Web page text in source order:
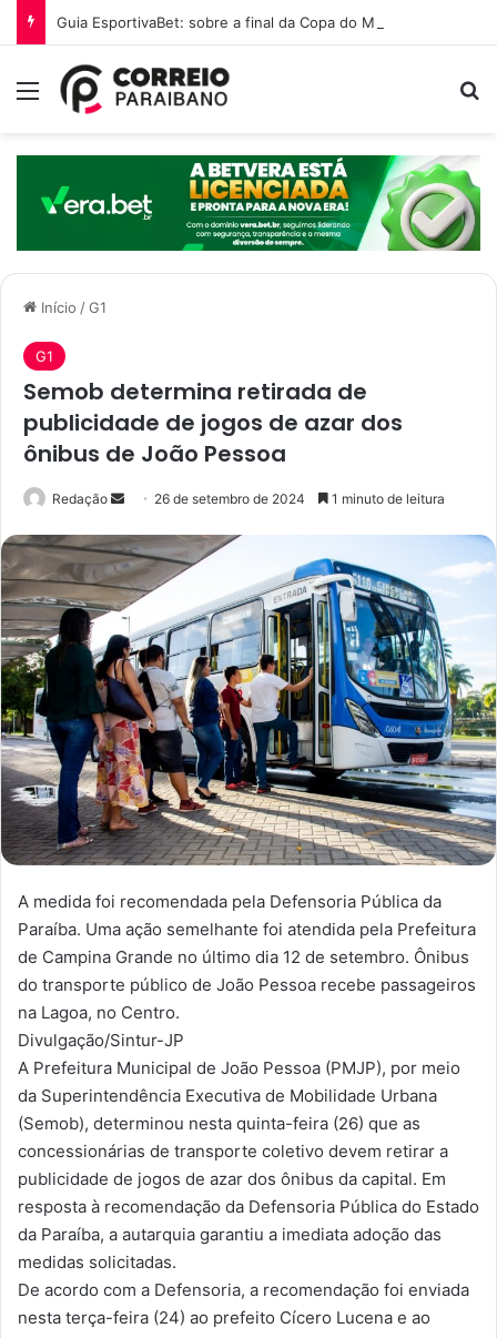
Guia EsportivaBet: sobre a final da Copa do Mundo 2026
Menu
Início /G1
G1
Semob determina retirada de
publicidade de jogos de azar dos
ônibus de João Pessoa
Redação
n
d
e
u
m
e
-
m
a
i
l
26 de setembro de 2024 1 minuto de leitura
A medida foi recomendada pela Defensoria Pública da
Paraíba. Uma ação semelhante foi atendida pela Prefeitura
de Campina Grande no último dia 12 de setembro. Ônibus
do transporte público de João Pessoa recebe passageiros
na Lagoa, no Centro.
Divulgação/Sintur-JP
A Prefeitura Municipal de João Pessoa (PMJP), por meio
da Superintendência Executiva de Mobilidade Urbana
(Semob), determinou nesta quinta-feira (26) que as
concessionárias de transporte coletivo devem retirar a
publicidade de jogos de azar dos ônibus da capital. Em
resposta à recomendação da Defensoria Pública do Estado
da Paraíba, a autarquia garantiu a imediata adoção das
medidas solicitadas.
De acordo com a Defensoria, a recomendação foi enviada
nesta terça-feira (24) ao prefeito Cícero Lucena e ao